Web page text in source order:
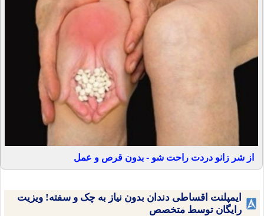
از شر زانو دردت راحت شو - بدون قرص و عمل
ایمپلنت اقساطی دندان بدون نیاز به چک و سفته! ویزیت
رایگان توسط متخصص